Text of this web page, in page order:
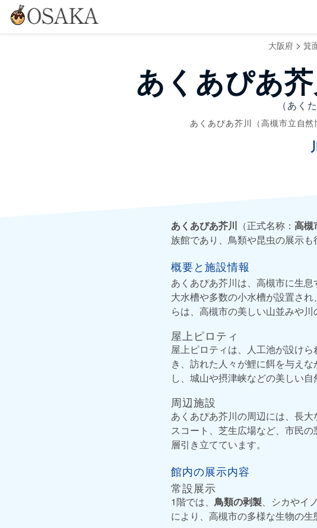
大阪府 > 箕
あくあぴあ芥
（あく
あくあぴあ芥川（高槻市立自然
あくあぴあ芥川 （正式名称： 高槻
族館であり、鳥類や昆虫の展示も
概要と施設情報
あくあぴあ芥川は、高槻市に生
大水槽や多数の小水槽が設置さ
らは、高槻市の美しい山並みや
屋上ピロティ
屋上ピロティは、人工池が設け
き、訪れた人々が鯉に餌を与え
し、城山や摂津峡などの美しい
周辺施設
あくあぴあ芥川の周辺には、長
スコート、芝生広場など、市民
層引き立てています。
館内の展示内容
常設展示
1階では、 鳥類の剥製、シカやイ
により、高槻市の多様な生物の生